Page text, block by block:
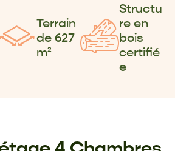
Terrain
de 627
m²
Structu
re en
bois
certifié
e